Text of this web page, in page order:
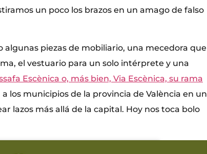
un poco los brazos en un amago de falso
algunas piezas de mobiliario, una mecedora que
el vestuario para un solo intérprete y una
Escènica o, más bien, Via Escènica, su rama
los municipios de la provincia de València en un
lazos más allá de la capital. Hoy nos toca bolo